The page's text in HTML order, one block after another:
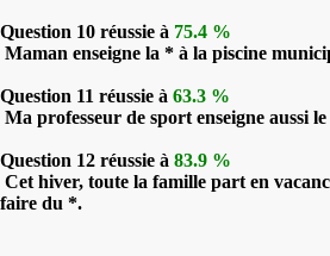
Question 10 réussie à 75.4 %
Maman enseigne la * à la piscine
Question 11 réussie à 63.3 %
Ma professeur de sport enseigne aussi
Question 12 réussie à 83.9 %
Cet hiver, toute la famille part en
faire du *.